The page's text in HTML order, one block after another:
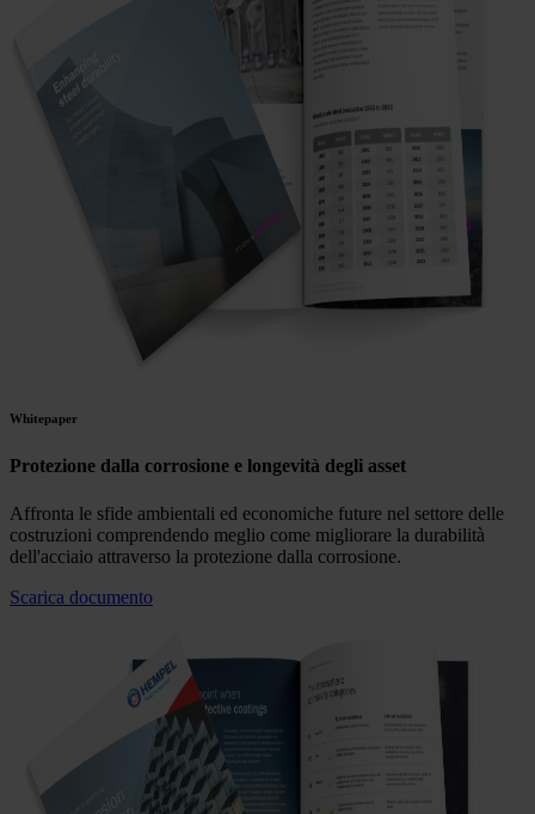
Whitepaper
Protezione dalla corrosione e longevità degli asset
Affronta le sfide ambientali ed economiche future nel settore delle
costruzioni comprendendo meglio come migliorare la durabilità
dell'acciaio attraverso la protezione dalla corrosione.
Scarica documento